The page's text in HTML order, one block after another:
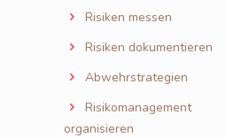
Risiken messen
Risiken dokumentieren
Abwehrstrategien
Risikomanagement
organisieren